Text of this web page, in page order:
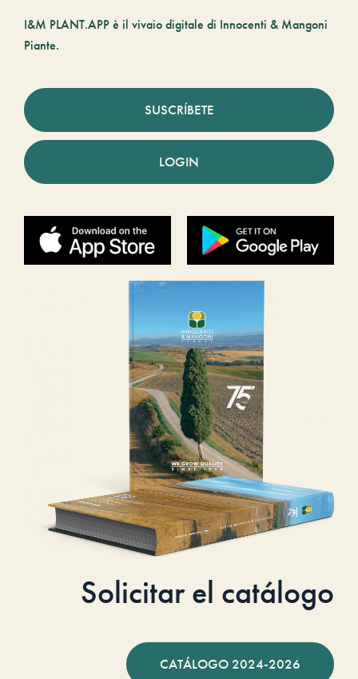
I&M PLANT.APP è il vivaio digitale di Innocenti & Mangoni
Piante.
SUSCRÍBETE
LOGIN
Solicitar el catálogo
CATÁLOGO 2024-2026